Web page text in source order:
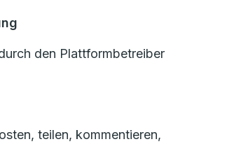
den Plattformbetreiber
teilen, kommentieren,